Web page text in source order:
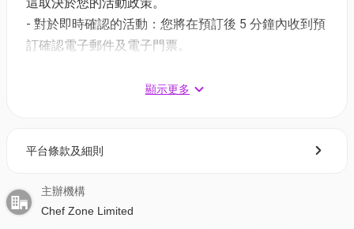
120分鐘自助餐價錢：$124/ 位 (原價: $248)
週末午市優惠 | 星期六至日 12:00-14:00 | 每日限量8套
120分鐘自助餐價錢：$149/ 位 (原價: $298)
120分鐘自助餐價錢：$149/ 位 (原價: $298)
🔥 獨家買三送一 | 每日限量20個名額 平日週末都用得
- 對於即時確認的活動：您將在預訂後 5 分鐘內收到預
訂確認電子郵件及電子門票。
1 - 3 個工作天內發送到您所登記的電郵地址。
- 會員可以下載《香港01》流動應用程式(APP) ，並以
按「門票」> 點擊相關活動電子門票；
- 透過訂單電郵內按「查看電子票」連結; 部份活動設
顯示更多
平台條款及細則
主辦機構
Chef Zone Limited